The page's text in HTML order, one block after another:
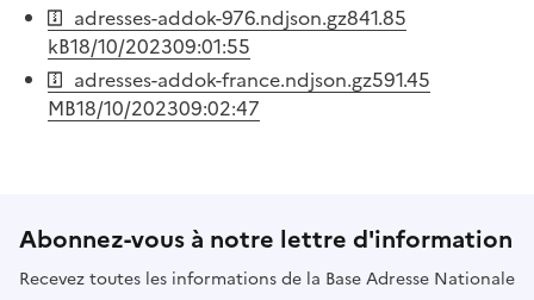
adresses-addok-976.ndjson.gz841.85
kB18/10/202309:01:55
adresses-addok-france.ndjson.gz591.45
MB18/10/202309:02:47
Abonnez-vous à notre lettre d'information
Recevez toutes les informations de la Base Adresse Nationale